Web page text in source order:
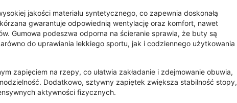
jakości materiału syntetycznego, co zapewnia doskonałą
gwarantuje odpowiednią wentylację oraz komfort, nawet
Gumowa podeszwa odporna na ścieranie sprawia, że buty są
do uprawiania lekkiego sportu, jak i codziennego użytkowania
zapięciem na rzepy, co ułatwia zakładanie i zdejmowanie obuwia,
Dodatkowo, sztywny zapiętek zwiększa stabilność stopy,
aktywności fizycznych.